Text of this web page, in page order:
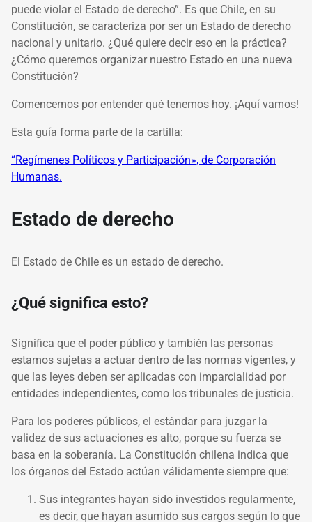
puede violar el Estado de derecho”. Es que Chile, en su
Constitución, se caracteriza por ser un Estado de derecho
nacional y unitario. ¿Qué quiere decir eso en la práctica?
¿Cómo queremos organizar nuestro Estado en una nueva
Constitución?
Comencemos por entender qué tenemos hoy. ¡Aquí vamos!
Esta guía forma parte de la cartilla:
“Regímenes Políticos y Participación», de Corporación
Humanas.
Estado de derecho
El Estado de Chile es un estado de derecho.
¿Qué significa esto?
Significa que el poder público y también las personas
estamos sujetas a actuar dentro de las normas vigentes, y
que las leyes deben ser aplicadas con imparcialidad por
entidades independientes, como los tribunales de justicia.
Para los poderes públicos, el estándar para juzgar la
validez de sus actuaciones es alto, porque su fuerza se
basa en la soberanía. La Constitución chilena indica que
los órganos del Estado actúan válidamente siempre que:
Sus integrantes hayan sido investidos regularmente,
es decir, que hayan asumido sus cargos según lo que